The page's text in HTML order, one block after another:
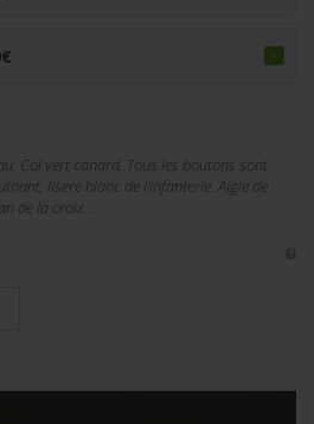
€
Col vert canard. Tous les boutons sont
liseré blanc de l'infanterie. Aigle de
de la croix...